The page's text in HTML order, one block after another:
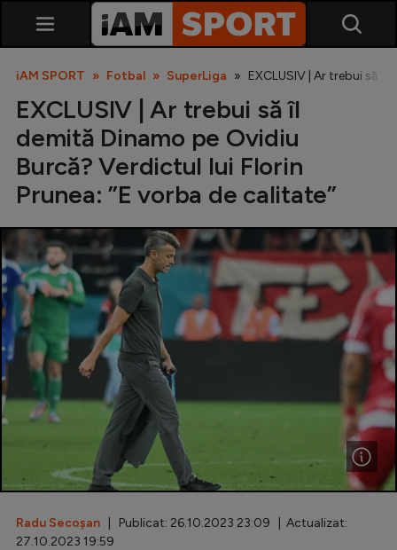
SuperLiga
Liga 2
Cupa României
Echipa Națională
U21
Fotbal feminin
Special
Diverse
Inedit
Clasamente
iAM SPORT Fotbal SuperLiga EXCLUSIV | Ar trebui să îl
EXCLUSIV | Ar trebui să îl
demită Dinamo pe Ovidiu
Burcă? Verdictul lui Florin
Prunea: ”E vorba de calitate”
Radu Secoșan | Publicat: 26.10.2023 23:09 | Actualizat:
27.10.2023 19:59